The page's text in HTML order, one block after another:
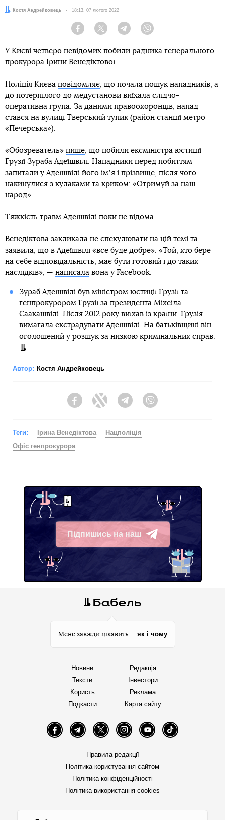
Автор:Костя Андрейковець Дата:
18:13, 07 лютого 2022
Facebook Twitter Telegram
У Києві четверо невідомих побили радника генерального
прокурора Ірини Венедіктової.
Поліція Києва повідомляє, що почала пошук нападників, а
до потерпілого до медустанови виїхала слідчо-
оперативна група. За даними правоохоронців, напад
стався на вулиці Тверський тупик (район станції метро
«Печерська»).
«Обозреватель» пише, що побили ексміністра юстиції
Грузії Зураба Адеїшвілі. Нападники перед побиттям
запитали у Адеїшвілі його імʼя і прізвище, після чого
накинулися з кулаками та криком: «Отримуй за наш
народ».
Тяжкість травм Адеїшвілі поки не відома.
Венедіктова закликала не спекулювати на цій темі та
заявила, що в Адеїшвілі «все буде добре». «Той, хто бере
на себе відповідальність, має бути готовий і до таких
наслідків», — написала вона у Facebook.
Зураб Адеїшвілі був міністром юстиції Грузії та
генпрокурором Грузії за президента Міхеіла
Саакашвілі. Після 2012 року виїхав із країни. Грузія
вимагала екстрадувати Адеїшвілі. На батьківщині він
оголошений у розшук за низкою кримінальних справ.
Автор: Костя Андрейковець
FacebookTwitter Telegram
Теги: Ірина Венедіктова
Нацполіція
Офіс генпрокурора
Підпишись на наш
Telegram
Мене завжди цікавить — як і чому
Новини
Тексти
Користь
Подкасти
Редакція
Інвестори
Реклама
Карта сайту
FacebookTelegramTwitter InstagramYouTube TikTok
Правила редакції
Політика користування сайтом
Політика конфіденційності
Політика використання cookies